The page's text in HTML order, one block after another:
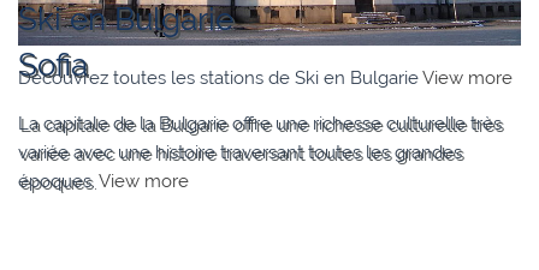
Sofia
La capitale de la Bulgarie offre une richesse culturelle très
variée avec une histoire traversant toutes les grandes
époques. View more
Ski en Bulgarie
Découvrez toutes les stations de Ski en BulgarieView more